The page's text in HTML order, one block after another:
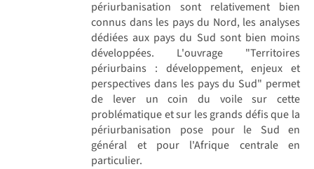
périurbanisation sont relativement bien
connus dans les pays du Nord, les analyses
dédiées aux pays du Sud sont bien moins
développées. L'ouvrage "Territoires
périurbains : développement, enjeux et
perspectives dans les pays du Sud" permet
de lever un coin du voile sur cette
problématique et sur les grands défis que la
périurbanisation pose pour le Sud en
général et pour l'Afrique centrale en
particulier.